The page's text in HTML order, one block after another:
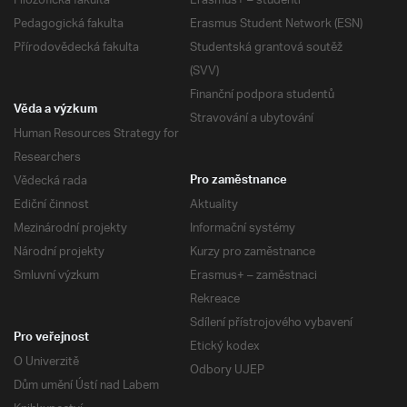
Pedagogická fakulta
Přírodovědecká fakulta
Erasmus Student Network (ESN)
Studentská grantová soutěž
(SVV)
Finanční podpora studentů
Stravování a ubytování
Věda a výzkum
Human Resources Strategy for
Researchers
Vědecká rada
Ediční činnost
Mezinárodní projekty
Národní projekty
Smluvní výzkum
Pro zaměstnance
Aktuality
Informační systémy
Kurzy pro zaměstnance
Erasmus+ – zaměstnaci
Rekreace
Sdílení přístrojového vybavení
Etický kodex
Odbory UJEP
Pro veřejnost
O Univerzitě
Dům umění Ústí nad Labem